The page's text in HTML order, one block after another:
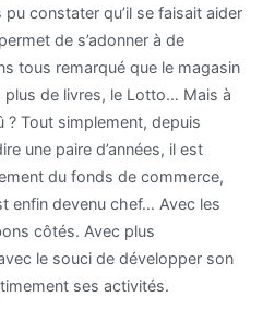
constater qu’il se faisait aider
de s’adonner à de
tous remarqué que le magasin
plus de livres, le Lotto… Mais à
Tout simplement, depuis
une paire d’années, il est
du fonds de commerce,
enfin devenu chef… Avec les
côtés. Avec plus
le souci de développer son
ses activités.